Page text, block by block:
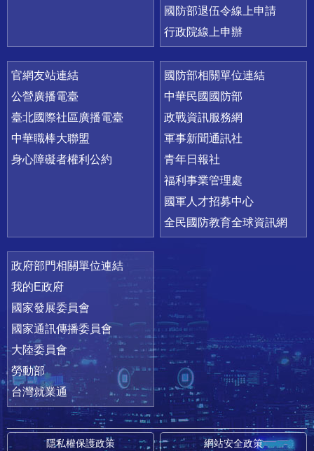
國防部退伍令線上申請
行政院線上申辦
官網友站連結
公營廣播電臺
臺北國際社區廣播電臺
中華職棒大聯盟
身心障礙者權利公約
國防部相關單位連結
中華民國國防部
政戰資訊服務網
軍事新聞通訊社
青年日報社
福利事業管理處
國軍人才招募中心
全民國防教育全球資訊網
政府部門相關單位連結
我的E政府
國家發展委員會
國家通訊傳播委員會
大陸委員會
勞動部
台灣就業通
隱私權保護政策 網站安全政策